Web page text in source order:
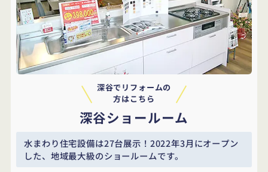
深谷でリフォームの
方はこちら
深谷ショールーム
水まわり住宅設備は27台展示！ 2022年3月にオープン
した、地域最大級のショールームです。